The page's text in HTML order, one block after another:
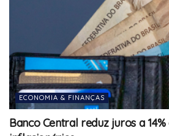
ECONOMIA & FINANÇAS
Banco Central reduz juros a